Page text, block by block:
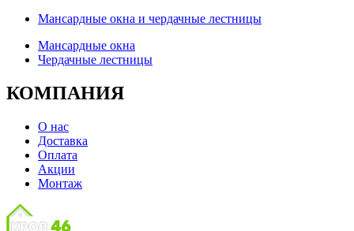
Мансардные окна и чердачные лестницы
Мансардные окна
Чердачные лестницы
КОМПАНИЯ
О нас
Доставка
Оплата
Акции
Монтаж